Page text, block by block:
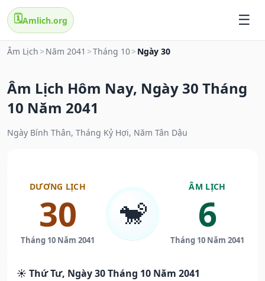
🗓️Amlich.org
Âm Lịch > Năm 2041 >Tháng 10> Ngày 30
Âm Lịch Hôm Nay, Ngày 30 Tháng
10 Năm 2041
Ngày Bính Thân, Tháng Kỷ Hợi, Năm Tân Dậu
DƯƠNG LỊCH
30
Tháng 10 Năm 2041
🐒
ÂM LỊCH
6
Tháng 10 Năm 2041
☀️ Thứ Tư, Ngày 30 Tháng 10 Năm 2041